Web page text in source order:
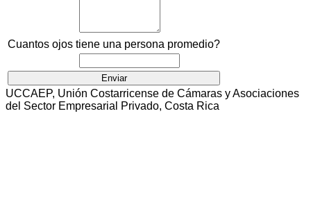
Cuantos ojos tiene una persona promedio?
UCCAEP, Unión Costarricense de Cámaras y Asociaciones
del Sector Empresarial Privado, Costa Rica